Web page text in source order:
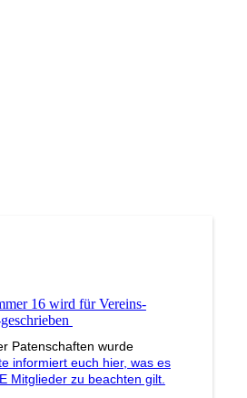
16 wird für Vereins-
Patenschaften wurde
informiert euch hier, was es
Mitglieder zu beachten gilt.